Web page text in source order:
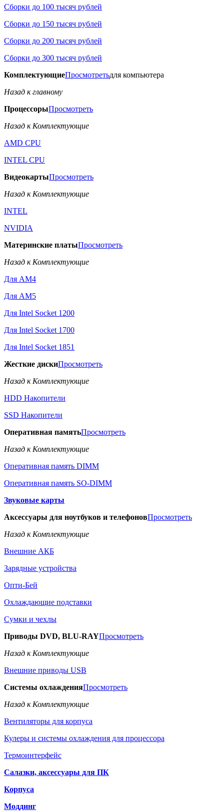
Сборки до 100 тысяч рублей
Сборки до 150 тысяч рублей
Сборки до 200 тысяч рублей
Сборки до 300 тысяч рублей
КомплектующиеПросмотретьдля компьютера
Назад к главному
ПроцессорыПросмотреть
Назад к Комплектующие
AMD CPU
INTEL CPU
ВидеокартыПросмотреть
Назад к Комплектующие
INTEL
NVIDIA
Материнские платыПросмотреть
Назад к Комплектующие
Для AM4
Для AM5
Для Intel Socket 1200
Для Intel Socket 1700
Для Intel Socket 1851
Жесткие дискиПросмотреть
Назад к Комплектующие
HDD Накопители
SSD Накопители
Оперативная памятьПросмотреть
Назад к Комплектующие
Оперативная память DIMM
Оперативная память SO-DIMM
Звуковые карты
Аксессуары для ноутбуков и телефоновПросмотреть
Назад к Комплектующие
Внешние АКБ
Зарядные устройства
Опти-Бей
Охлаждающие подставки
Сумки и чехлы
Приводы DVD, BLU-RAYПросмотреть
Назад к Комплектующие
Внешние приводы USB
Системы охлажденияПросмотреть
Назад к Комплектующие
Вентиляторы для корпуса
Кулеры и системы охлаждения для процессора
Термоинтерфейс
Салазки, аксессуары для ПК
Корпуса
Моддинг